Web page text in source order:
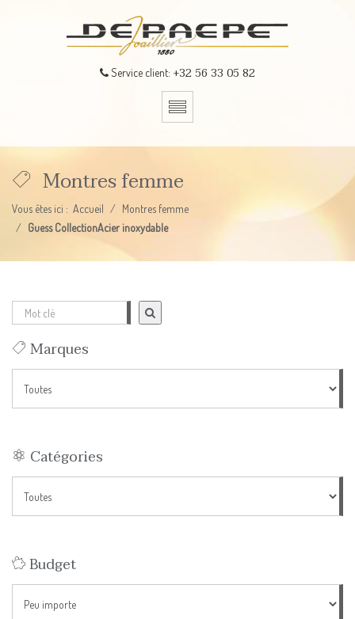
Service client: +32 56 33 05 82
Montres femme
Vous êtes ici : Accueil
Montres femme
Guess CollectionAcier inoxydable
Marques
Catégories
Budget